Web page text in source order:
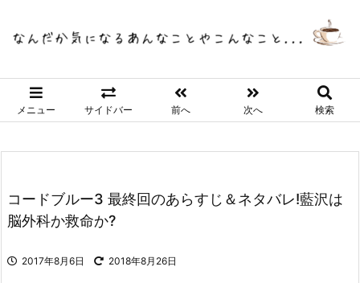
メニュー サイドバー 前へ 次へ 検索
コードブルー3 最終回のあらすじ＆ネタバレ!藍沢は
脳外科か救命か?
2017年8月6日 2018年8月26日